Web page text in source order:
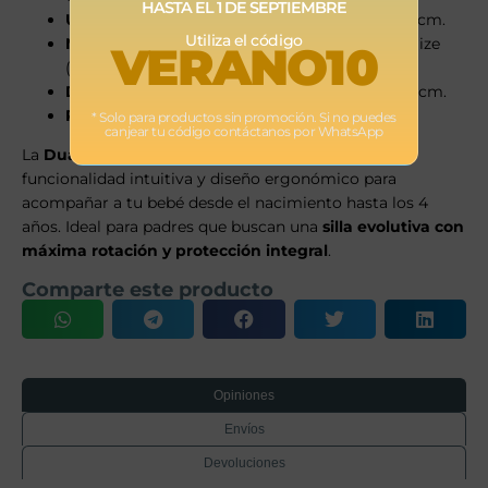
Uso orientado a favor de la marcha : 76 – 105 cm.
Normativa
: Homologada bajo la normativa i-Size
(UN R129).
Dimensiones: Aproximadamente 60 x 44 x 74 cm.
Peso: Aproximadamente 12,5 kg.
La Dualfix PRO
funcionalidad intuitiva y diseño ergonómico para
acompañar a tu bebé desde el nacimiento hasta los 4
años. Ideal para padres que buscan una silla evolutiva con
máxima rotación y protección integral.
Comparte este producto
Opiniones
Envíos
Devoluciones
HASTA EL 1 DE SEPTIEMBRE
Utiliza el código
VERANO10
* Solo para productos sin promoción. Si no puedes
canjear tu código contáctanos por WhatsApp